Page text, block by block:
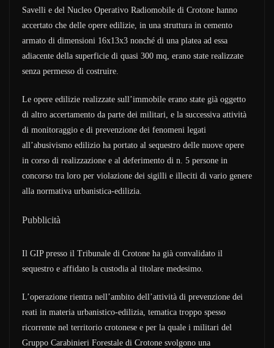
Savelli e del Nucleo Operativo Radiomobile di Crotone hanno
accertato che delle opere edilizie, in una struttura in cemento
armato di dimensioni 16x13x3 nonché di una platea ad essa
adiacente della superficie di quasi 300 mq, erano state realizzate
senza permesso di costruire.
Le opere edilizie realizzate sull’immobile erano state già oggetto
di altro accertamento da parte dei militari, e la successiva attività
di monitoraggio e di prevenzione dei fenomeni legati
all’abusivismo edilizio ha portato al sequestro delle nuove opere
in corso di realizzazione e al deferimento di n. 5 persone in
concorso tra loro per violazione dei sigilli e illeciti di vario genere
alla normativa urbanistica-edilizia.
Pubblicità
Il GIP presso il Tribunale di Crotone ha già convalidato il
sequestro e affidato la custodia al titolare medesimo.
L’operazione rientra nell’ambito dell’attività di prevenzione dei
reati in materia urbanistico-edilizia, tematica troppo spesso
ricorrente nel territorio crotonese e per la quale i militari del
Gruppo Carabinieri Forestale di Crotone svolgono una